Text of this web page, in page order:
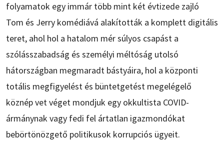
folyamatok egy immár több mint két évtizede zajló
Tom és Jerry komédiává alakították a komplett digitális
teret, ahol hol a hatalom mér súlyos csapást a
szólásszabadság és személyi méltóság utolsó
hátországban megmaradt bástyáira, hol a központi
totális megfigyelést és büntetgetést megelégelő
köznép vet véget mondjuk egy okkultista COVID-
ármánynak vagy fedi fel ártatlan igazmondókat
bebörtönözgető politikusok korrupciós ügyeit.